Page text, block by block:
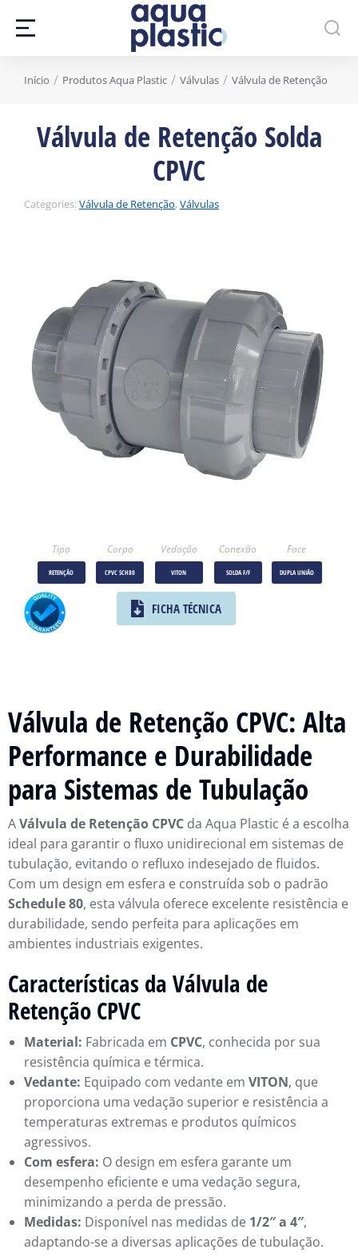
Você está aqui:
Início Produtos Aqua Plastic Válvulas Válvula de Retenção
Válvula de Retenção Solda
CPVC
Categories:Válvula de Retenção, Válvulas
Tipo Corpo Vedação Conexão Face
RETENÇÃO CPVC SCH80 VITON SOLDA F/F DUPLA UNIÃO
FICHA TÉCNICA
Válvula de Retenção CPVC: Alta
Performance e Durabilidade
para Sistemas de Tubulação
AVálvula de Retenção CPVC da Aqua Plastic é a escolha
ideal para garantir o fluxo unidirecional em sistemas de
tubulação, evitando o refluxo indesejado de fluidos.
Com um design em esfera e construída sob o padrão
Schedule 80, esta válvula oferece excelente resistência e
durabilidade, sendo perfeita para aplicações em
ambientes industriais exigentes.
Características da Válvula de
Retenção CPVC
Material: Fabricada em CPVC, conhecida por sua
resistência química e térmica.
Vedante: Equipado com vedante em VITON, que
proporciona uma vedação superior e resistência a
temperaturas extremas e produtos químicos
agressivos.
Com esfera: O design em esfera garante um
desempenho eficiente e uma vedação segura,
minimizando a perda de pressão.
Medidas: Disponível nas medidas de 1/2″ a 4″,
adaptando-se a diversas aplicações de tubulação.